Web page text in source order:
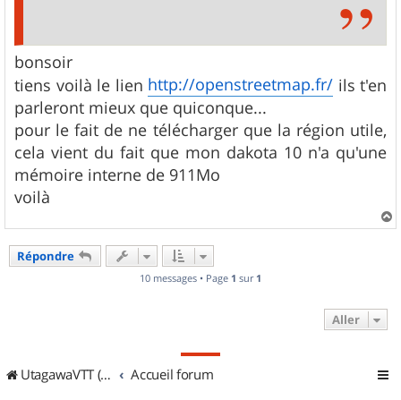
bonsoir
tiens voilà le lien http://openstreetmap.fr/ ils t'en
parleront mieux que quiconque...
pour le fait de ne télécharger que la région utile,
cela vient du fait que mon dakota 10 n'a qu'une
mémoire interne de 911Mo
voilà
a
Répondre
10 messages • Page 1 sur 1
Aller
UtagawaVTT (Randos VTT et VTTAE avec traces GPS) Accueil forum